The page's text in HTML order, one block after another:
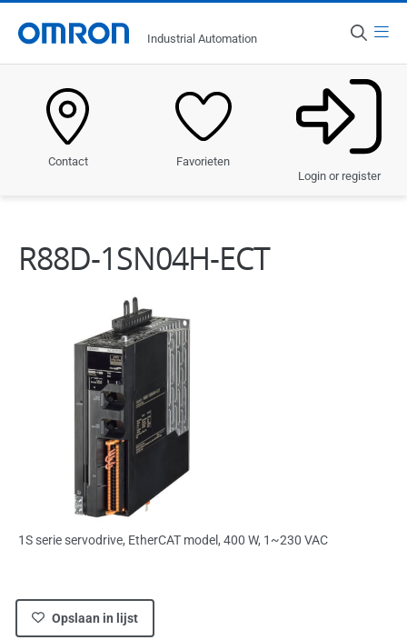
Industrial Automation
Contact
Favorieten
Login or register
Nederland
Producten
Service & Ondersteuning
R88D-1SN04H-ECT
1S serie servodrive, EtherCAT model, 400 W, 1~230 VAC
Opslaan in lijst